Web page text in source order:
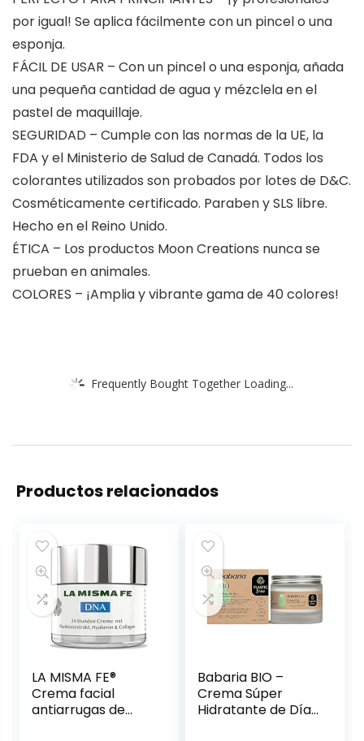
por igual! Se aplica fácilmente con un pincel o una
esponja.
FÁCIL DE USAR – Con un pincel o una esponja, añada
una pequeña cantidad de agua y mézclela en el
pastel de maquillaje.
SEGURIDAD – Cumple con las normas de la UE, la
FDA y el Ministerio de Salud de Canadá. Todos los
colorantes utilizados son probados por lotes de D&C.
Cosméticamente certificado. Paraben y SLS libre.
Hecho en el Reino Unido.
ÉTICA – Los productos Moon Creations nunca se
prueban en animales.
COLORES – ¡Amplia y vibrante gama de 40 colores!
Frequently Bought Together Loading...
Productos relacionados
LA MISMA FE®
Crema facial
antiarrugas de
Babaria BIO –
Crema Súper
Hidratante de Día,